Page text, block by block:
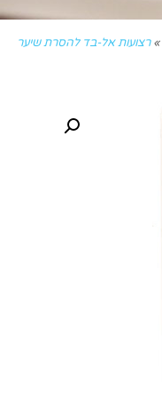
» רצועות אל-בד להסרת שיער